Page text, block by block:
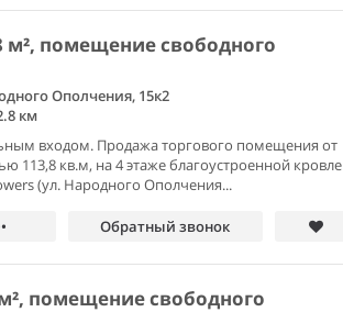
м², помещение свободного
Ополчения, 15к2
км
входом. Продажа торгового помещения от
113,8 кв.м, на 4 этаже благоустроенной кровле
(ул. Народного Ополчения...
Обратный звонок
помещение свободного